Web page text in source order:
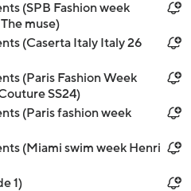
(SPB Fashion week
muse)
(Caserta Italy Italy 26
(Paris Fashion Week
SS24)
(Paris fashion week
(Miami swim week Henri
1)